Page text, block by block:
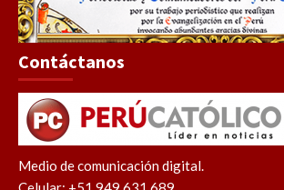
Contáctanos
Medio de comunicación digital.